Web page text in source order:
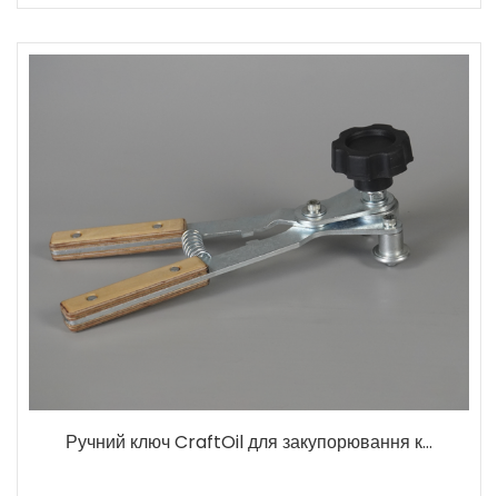
Ручний ключ CraftOil для закупорювання к...